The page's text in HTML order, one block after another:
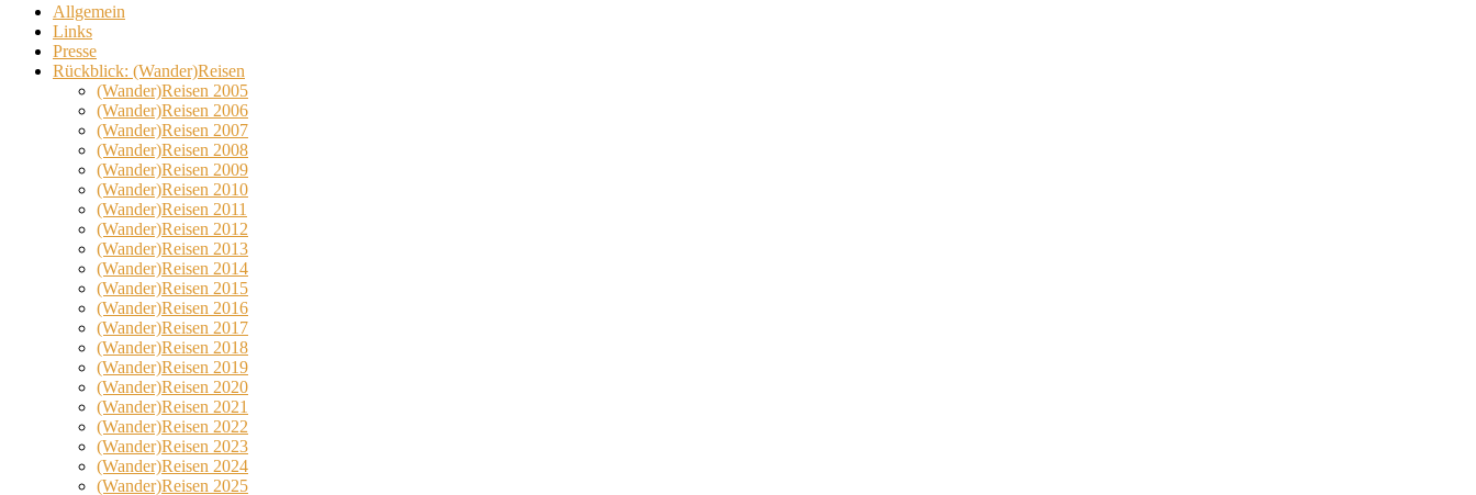
Allgemein
Links
Presse
Rückblick: (Wander)Reisen
(Wander)Reisen 2005
(Wander)Reisen 2006
(Wander)Reisen 2007
(Wander)Reisen 2008
(Wander)Reisen 2009
(Wander)Reisen 2010
(Wander)Reisen 2011
(Wander)Reisen 2012
(Wander)Reisen 2013
(Wander)Reisen 2014
(Wander)Reisen 2015
(Wander)Reisen 2016
(Wander)Reisen 2017
(Wander)Reisen 2018
(Wander)Reisen 2019
(Wander)Reisen 2020
(Wander)Reisen 2021
(Wander)Reisen 2022
(Wander)Reisen 2023
(Wander)Reisen 2024
(Wander)Reisen 2025